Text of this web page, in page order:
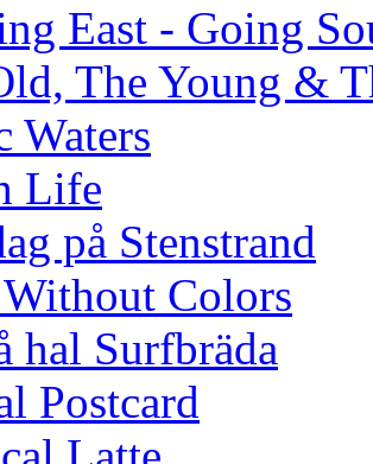
East - Going
The Young &
Waters
Life
på Stenstrand
Colors
hal Surfbräda
Postcard